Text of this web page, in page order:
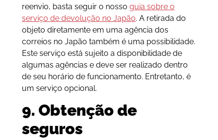
reenvio, basta seguir o nosso guia sobre o
serviço de devolução no Japão. A retirada do
objeto diretamente em uma agência dos
correios no Japão também é uma possibilidade.
Este serviço está sujeito a disponibilidade de
algumas agências e deve ser realizado dentro
de seu horário de funcionamento. Entretanto, é
um serviço opcional.
9. Obtenção de
seguros